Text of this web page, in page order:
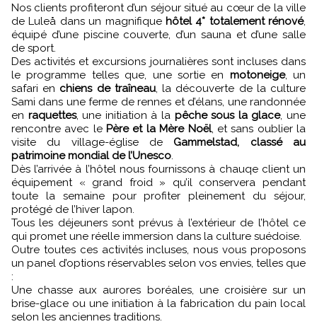
Nos clients profiteront d’un séjour situé au cœur de la ville
de Luleå dans un magnifique hôtel 4* totalement rénové,
équipé d’une piscine couverte, d’un sauna et d’une salle
de sport.
Des activités et excursions journalières sont incluses dans
le programme telles que, une sortie en motoneige, un
safari en chiens de traîneau, la découverte de la culture
Sami dans une ferme de rennes et d’élans, une randonnée
en raquettes, une initiation à la pêche sous la glace, une
rencontre avec le Père et la Mère Noël, et sans oublier la
visite du village-église de Gammelstad, classé au
patrimoine mondial de l’Unesco
Dès l’arrivée à l’hôtel nous fournissons à chauqe client un
équipement « grand froid » qu’il conservera pendant
toute la semaine pour profiter pleinement du séjour,
protégé de l’hiver lapon.
Tous les déjeuners sont prévus à l’extérieur de l’hôtel ce
qui promet une réelle immersion dans la culture suédoise.
Outre toutes ces activités incluses, nous vous proposons
un panel d’options réservables selon vos envies, telles que
:
Une chasse aux aurores boréales, une croisière sur un
brise-glace ou une initiation à la fabrication du pain local
selon les anciennes traditions.